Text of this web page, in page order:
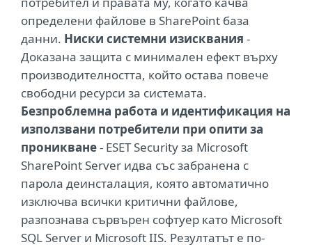
определени файлове в SharePoint база
данни. Ниски системни изисквания -
Доказана защита с минимален ефект върху
производителността, който остава повече
свободни ресурси за системата.
Безпроблемна работа и идентификация на
използвани потребители при опити за
проникване- ESET Security за Microsoft
SharePoint Server идва със забранена с
парола деинсталация, която автоматично
изключва всички критични файлове,
разпознава сървърен софтуер като Microsoft
SQL Server и Microsoft IIS. Резултатът е по-